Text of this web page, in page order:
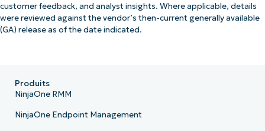
customer feedback, and analyst insights. Where applicable, details
were reviewed against the vendor’s then-current generally available
(GA) release as of the date indicated.
Produits
NinjaOne RMM
NinjaOne Endpoint Management